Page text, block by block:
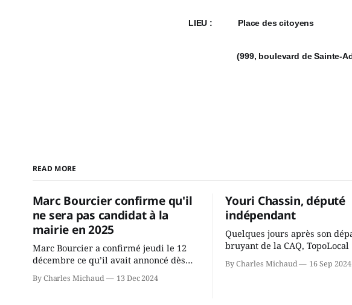
LIEU : Place des citoyens
(999, boulevard de Sainte-
READ MORE
Marc Bourcier confirme qu'il
ne sera pas candidat à la
mairie en 2025
Marc Bourcier a confirmé jeudi le 12
décembre ce qu’il avait annoncé dès
2021: il ne sollicitera pas de deuxième
mandat à titre de maire de Saint-
By Charles Michaud 13 Dec 2024
Youri Chassin, député
indépendant
Quelques jours après son
bruyant de la CAQ,
présente une conversation
Chassin. Nous avons causé de
By Charles Michaud 16 Sep 2024